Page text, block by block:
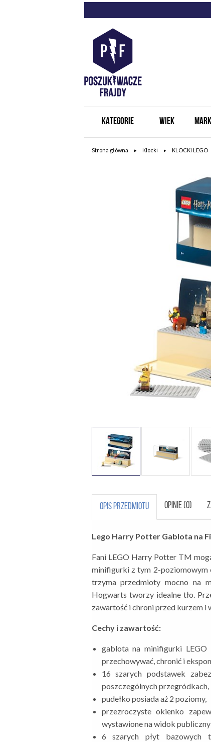
KATEGORIE WIEK
Strona główna Klocki KLOCKI LEGO
OPIS PRZEDMIOTU OPINIE (0)
Lego Harry Potter Gablota na
Fani LEGO Harry Potter TM
minifigurki z tym 2-poziomowym
trzyma przedmioty mocno na
Hogwarts tworzy idealne tło.
zawartość i chroni przed kurzem i
Cechy i zawartość:
gablota na minifigurki
przechowywać, chronić i
16 szarych podstawek
poszczególnych przegródkach,
pudełko posiada aż 2 poziomy,
przezroczyste okienko
wystawione na widok publiczny
6 szarych płyt bazowych